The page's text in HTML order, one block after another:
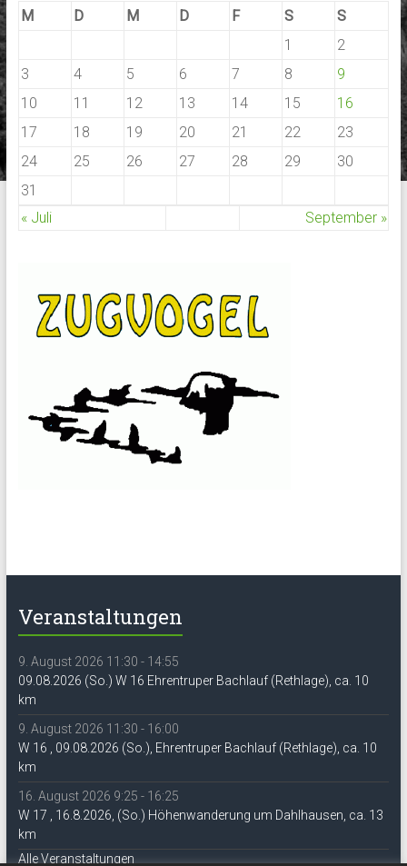
M
D M D F S
S
1
2
3
4 5 6 7 8
9
10
11 12 13 14 15
16
17
18 19 20 21 22
23
24
25 26 27 28 29
30
31
« Juli
September »
Veranstaltungen
9. August 2026 11:30 - 14:55
09.08.2026 (So.) W 16 Ehrentruper Bachlauf (Rethlage), ca. 10
km
9. August 2026 11:30 - 16:00
W 16 , 09.08.2026 (So.), Ehrentruper Bachlauf (Rethlage), ca. 10
km
16. August 2026 9:25 - 16:25
W 17 , 16.8.2026, (So.) Höhenwanderung um Dahlhausen, ca. 13
km
Alle Veranstaltungen